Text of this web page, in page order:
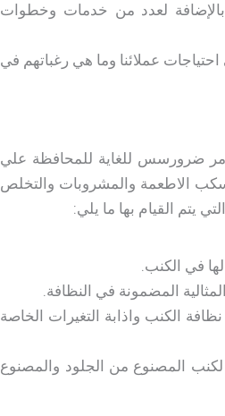
بالإضافة لعدد من خدمات وخطوات
عملائنا وما هي رغباتهم في
ضرورسس للغاية للمحافظة علي
سكب الاطعمة والمشروبات والتخلص
يتم القيام بها ما يلي:
في الكنب.
المضمونة في النظافة.
الكنب واذابة التغيرات الخاصة
المصنوع من الجلود والمصنوع